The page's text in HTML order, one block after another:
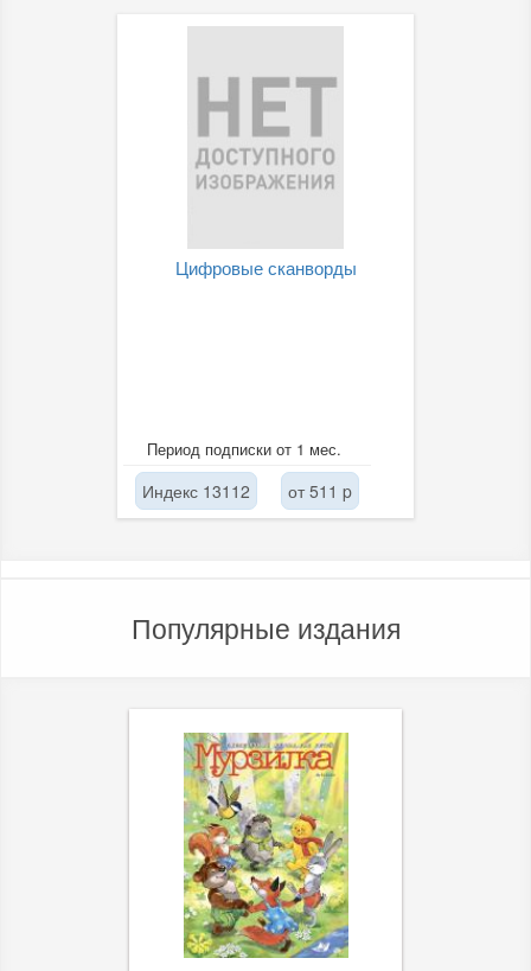
Цифровые сканворды
Период подписки от 1 мес.
Индекс 13112 от 511 p
Популярные издания